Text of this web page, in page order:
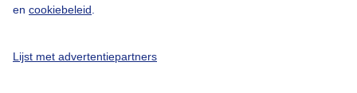
en cookiebeleid
Lijst met advertentiepartners
Cookie beleid
Gratis weerdata